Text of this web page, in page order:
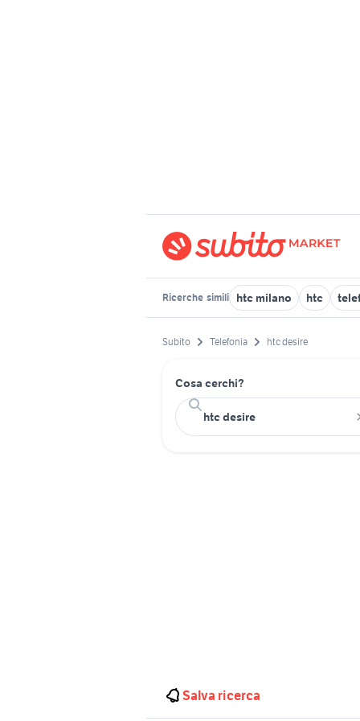
Ricerche simili htc milano htc
Subito Telefonia htc desire
Cosa cerchi?
Salva ricerca